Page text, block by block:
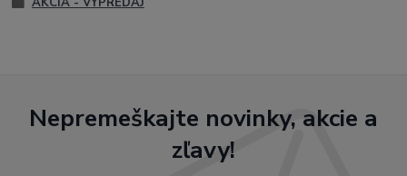
Nepremeškajte novinky, akcie a
zľavy!